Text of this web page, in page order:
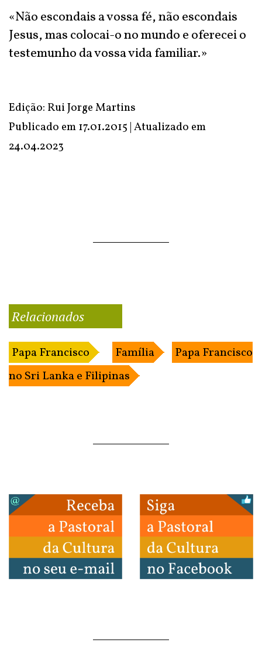
«Não escondais a vossa fé, não escondais
Jesus, mas colocai-o no mundo e oferecei o
testemunho da vossa vida familiar.»
Edição: Rui Jorge Martins
Publicado em 17.01.2015 | Atualizado em
24.04.2023
Relacionados
Papa Francisco Família
Papa Francisco
no Sri Lanka e Filipinas